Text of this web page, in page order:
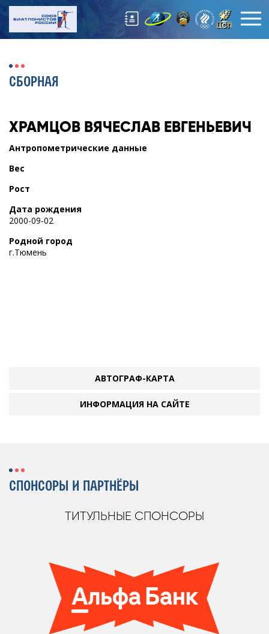
СБОРНАЯ
ХРАМЦОВ ВЯЧЕСЛАВ ЕВГЕНЬЕВИЧ
Антропометрические данные
Вес
Рост
Дата рождения
2000-09-02
Родной город
г.Тюмень
АВТОГРАФ-КАРТА
ИНФОРМАЦИЯ НА САЙТЕ
СПОНСОРЫ И ПАРТНЁРЫ
ТИТУЛЬНЫЕ СПОНСОРЫ